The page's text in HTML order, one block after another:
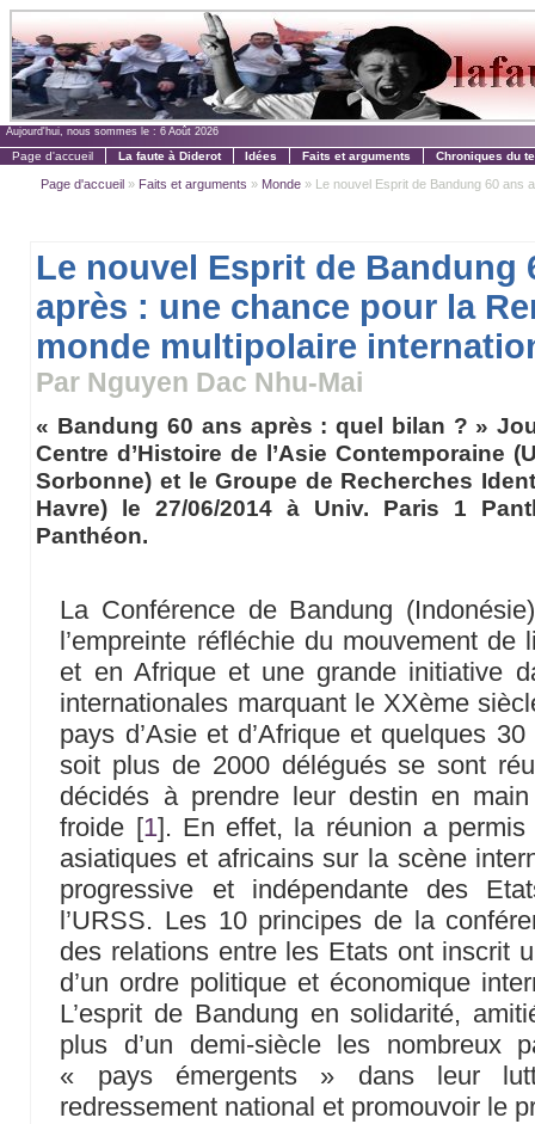
Aujourd'hui, nous sommes le : 6 Août 2026
Page d'accueil La faute à Diderot Idées Faits et arguments Chroniques du
Page d'accueil » Faits et arguments » Monde » Le nouvel Esprit de Bandung 60 ans
Le nouvel Esprit de Bandung
après : une chance pour la
monde multipolaire
Par Nguyen Dac Nhu-Mai
« Bandung 60 ans après : quel bilan ? »
Centre d’Histoire de l’Asie Contemporaine
Sorbonne) et le Groupe de Recherches
Havre) le 27/06/2014 à Univ. Paris 1
Panthéon.
La Conférence de Bandung
l’empreinte réfléchie du mouvement
et en Afrique et une grande initiative
internationales marquant le XXème
pays d’Asie et d’Afrique et quelques
soit plus de 2000 délégués se sont
décidés à prendre leur destin en
froide [1] . En effet, la réunion a permis
asiatiques et africains sur la scène
progressive et indépendante des
l’URSS. Les 10 principes de la
des relations entre les Etats ont inscrit
d’un ordre politique et économique
L’esprit de Bandung en solidarité,
plus d’un demi-siècle les nombreux
« pays émergents » dans leur
redressement national et promouvoir le